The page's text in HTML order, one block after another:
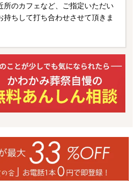
所のカフェなど、ご指定いただい
持ちして打ち合わせさせて頂きま